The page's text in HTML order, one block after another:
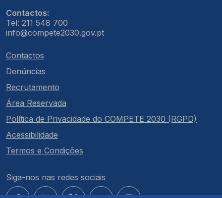
Contactos:
Tel: 211 548 700
info@compete2030.gov.pt
Contactos
Denúncias
Recrutamento
Área Reservada
Política de Privacidade do COMPETE 2030 (RGPD)
Acessibilidade
Termos e Condições
Siga-nos nas redes sociais